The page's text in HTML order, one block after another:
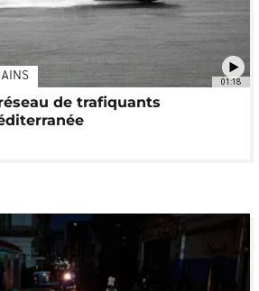
01:18
de trafiquants